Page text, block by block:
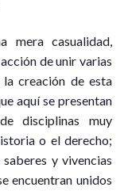
mera casualidad,
de unir varias
creación de esta
aquí se presentan
disciplinas muy
o el derecho;
y vivencias
encuentran unidos